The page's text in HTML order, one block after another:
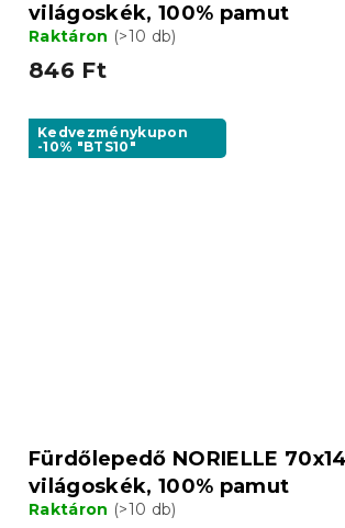
világoskék, 100% pamut
Raktáron (>10 db)
846 Ft
Kedvezménykupon
-10% "BTS10"
Fürdőlepedő NORIELLE
világoskék, 100% pamut
Raktáron (>10 db)